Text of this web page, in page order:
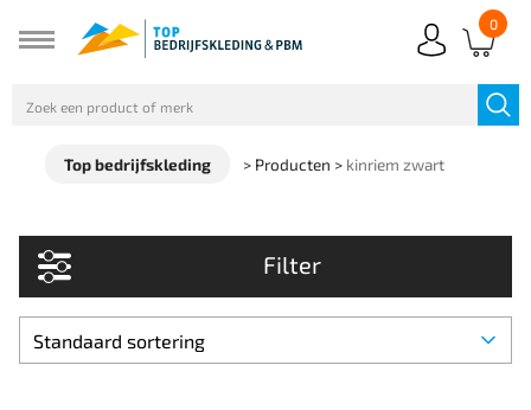
0
Top bedrijfskleding > Producten > kinriem zwart
Filter